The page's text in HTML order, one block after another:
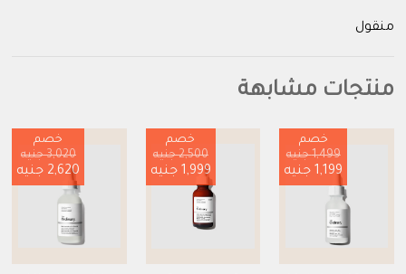
منقول
منتجات مشابهة
خصم
1,499 جنيه
1,199 جنيه
خصم
2,500 جنيه
1,999 جنيه
خصم
3,020 جنيه
2,620 جنيه